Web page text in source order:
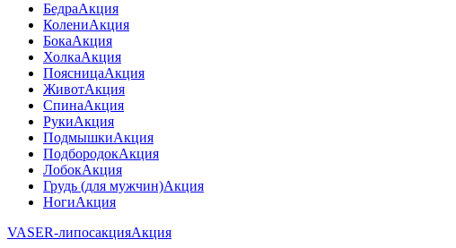
БедраАкция
КолениАкция
БокаАкция
ХолкаАкция
ПоясницаАкция
ЖивотАкция
СпинаАкция
РукиАкция
ПодмышкиАкция
ПодбородокАкция
ЛобокАкция
Грудь (для мужчин)Акция
НогиАкция
VASER-липосакцияАкция